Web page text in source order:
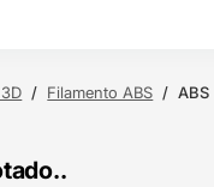
/ Filamento ABS / ABS